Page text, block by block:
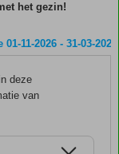
het gezin!
01-11-2026 - 31-03-2027
deze
van